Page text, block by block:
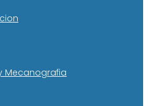
Mecanografia